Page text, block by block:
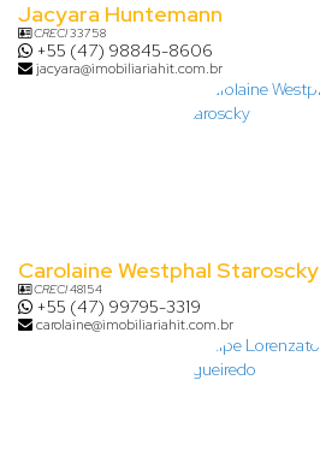
Jacyara Huntemann
CRECI33758
+55 (47) 98845-8606
jacyara@imobiliariahit.com.br
Carolaine Westphal Staroscky
CRECI48154
+55 (47) 99795-3319
carolaine@imobiliariahit.com.br